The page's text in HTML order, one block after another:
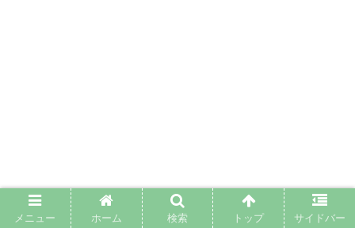
メニュー ホーム 検索 トップ サイドバー